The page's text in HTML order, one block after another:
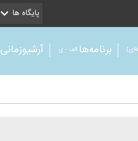
پایگاه ها
برنامه‌ها الف - ی آرشیوزمانی